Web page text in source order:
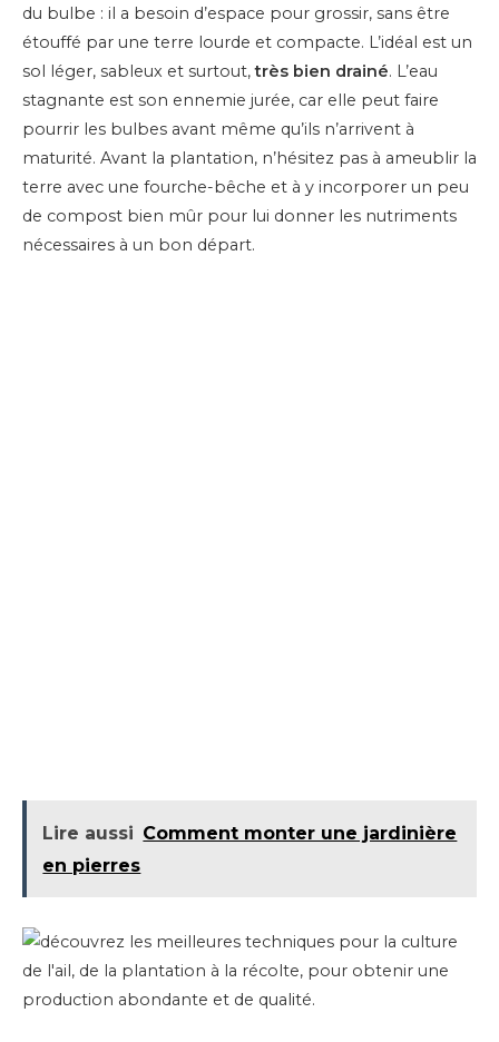
du bulbe : il a besoin d’espace pour grossir, sans être
étouffé par une terre lourde et compacte. L’idéal est un
sol léger, sableux et surtout,très bien drainé. L’eau
stagnante est son ennemie jurée, car elle peut faire
pourrir les bulbes avant même qu’ils n’arrivent à
maturité. Avant la plantation, n’hésitez pas à ameublir la
terre avec une fourche-bêche et à y incorporer un peu
de compost bien mûr pour lui donner les nutriments
nécessaires à un bon départ.
Lire aussi Comment monter une jardinière
en pierres